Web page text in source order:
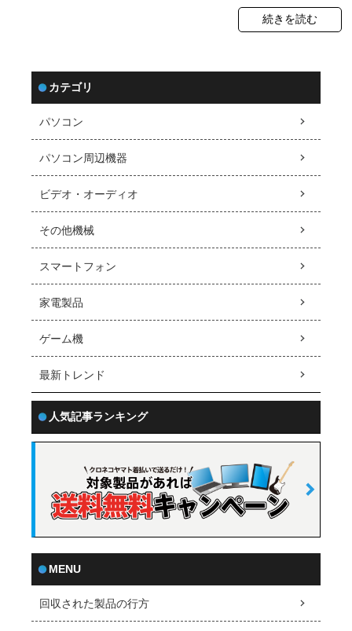
続きを読む
カテゴリ
パソコン
パソコン周辺機器
ビデオ・オーディオ
その他機械
スマートフォン
家電製品
ゲーム機
最新トレンド
人気記事ランキング
MENU
回収された製品の行方